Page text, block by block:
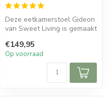
Deze eetkamerstoel Gideon
van Sweet Living is gemaakt
€149,95
Op voorraad